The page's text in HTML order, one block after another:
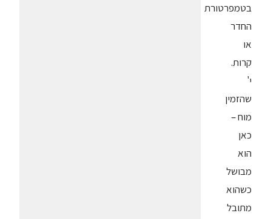
בטמפרטורת
החדר
או
קרות.
י'
שהזמין
מוח –
כאן
הוא
מבושל
כשהוא
מתובל